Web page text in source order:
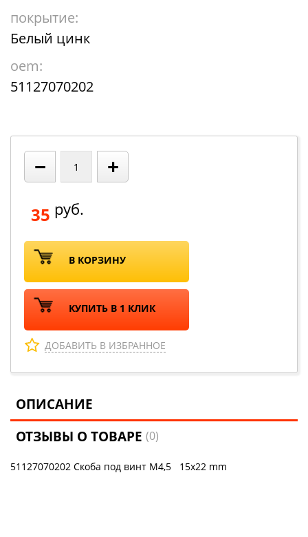
покрытие:
Белый цинк
oem:
51127070202
− +
35 руб.
В КОРЗИНУ
КУПИТЬ В 1 КЛИК
ДОБАВИТЬ В ИЗБРАННОЕ
ОПИСАНИЕ
ОТЗЫВЫ О ТОВАРЕ(0)
51127070202 Скоба под винт М4,5 15x22 mm